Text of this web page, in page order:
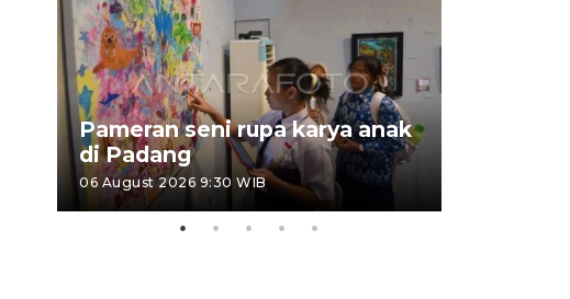
Pameran seni rupa karya anak
di Padang
06 August 2026 9:30 WIB